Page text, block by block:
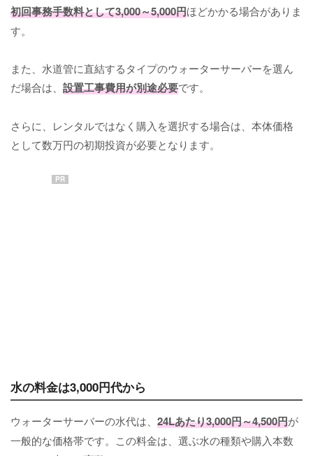
初回事務手数料として3,000～5,000円ほどかかる場合がありま
す。
また、水道管に直結するタイプのウォーターサーバーを選ん
だ場合は、 設置工事費用が別途必要です。
さらに、レンタルではなく購入を選択する場合は、本体価格
として数万円の初期投資が必要となります。
PR
水の料金は3,000円代から
ウォーターサーバーの水代は、 24Lあたり3,000円～4,500円が
一般的な価格帯です。この料金は、選ぶ水の種類や購入本数